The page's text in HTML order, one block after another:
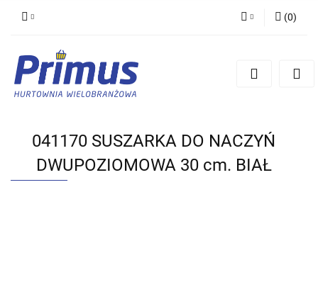
Zarejestruj się
(0)
041170 SUSZARKA DO NACZYŃ
DWUPOZIOMOWA 30 cm. BIAŁ